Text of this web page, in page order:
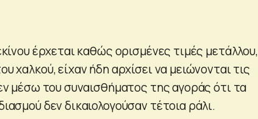
έρχεται καθώς ορισμένες τιμές μετάλλου,
χαλκού, είχαν ήδη αρχίσει να μειώνονται τις
μέσω του συναισθήματος της αγοράς ότι τα
δεν δικαιολογούσαν τέτοια ράλι.